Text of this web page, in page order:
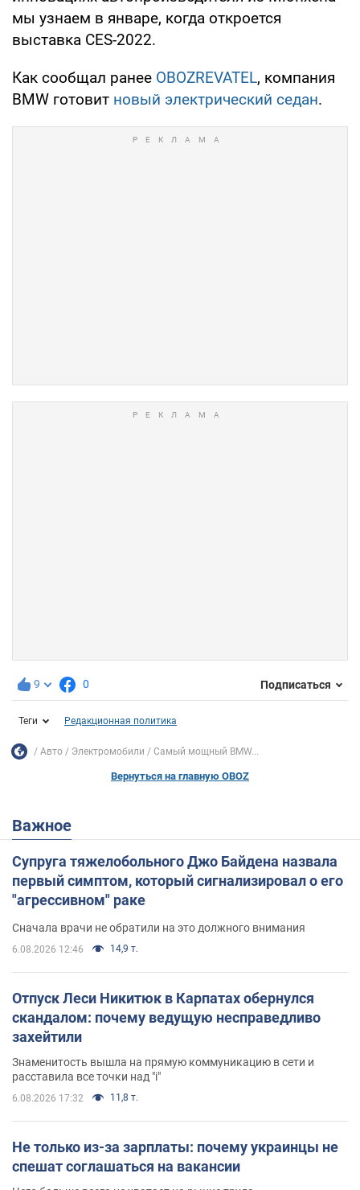
мы узнаем в январе, когда откроется
выставка CES-2022.
Как сообщал ранее OBOZREVATEL, компания
BMW готовит новый электрический седан.
9 0 Подписаться
Теги Редакционная политика
Авто Электромобили Самый мощный BMW...
Вернуться на главную OBOZ
Важное
Супруга тяжелобольного Джо Байдена назвала
первый симптом, который сигнализировал о его
"агрессивном" раке
Сначала врачи не обратили на это должного внимания
6.08.2026 12:46 14,9 т.
Отпуск Леси Никитюк в Карпатах обернулся
скандалом: почему ведущую несправедливо
захейтили
Знаменитость вышла на прямую коммуникацию в сети и
расставила все точки над "i"
6.08.2026 17:32 11,8 т.
Не только из-за зарплаты: почему украинцы не
спешат соглашаться на вакансии